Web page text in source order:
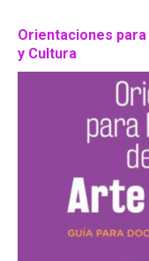
Orientaciones
y Cultura